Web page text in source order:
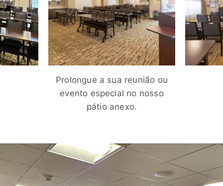
Prolongue a sua reunião ou
evento especial no nosso
pátio anexo.